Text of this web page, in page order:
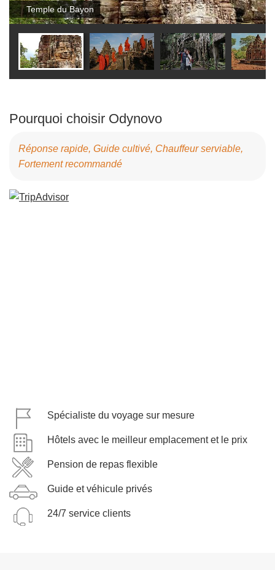
Temple du Bayon
Pourquoi choisir Odynovo
Réponse rapide, Guide cultivé, Chauffeur serviable,
Fortement recommandé
Spécialiste du voyage sur mesure
Hôtels avec le meilleur emplacement et le prix
Pension de repas flexible
Guide et véhicule privés
24/7 service clients